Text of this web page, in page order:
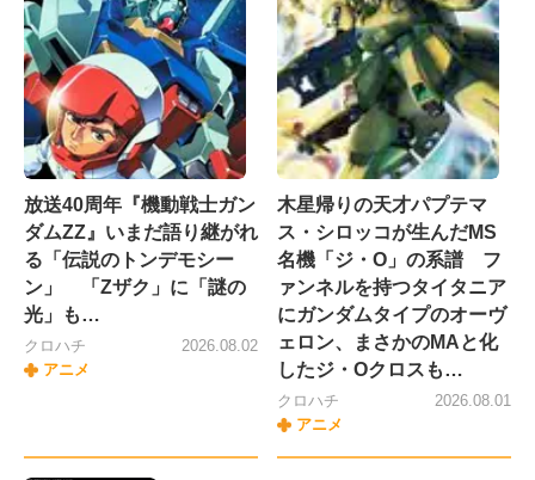
放送40周年『機動戦士ガン
ダムZZ』いまだ語り継がれ
る「伝説のトンデモシー
ン」 「Zザク」に「謎の
光」も…
クロハチ
アニメ
2026.08.02
木星帰りの天才パプテマ
ス・シロッコが生んだMS
名機「ジ・O」の系譜 フ
ァンネルを持つタイタニア
にガンダムタイプのオーヴ
ェロン、まさかのMAと化
したジ・Oクロスも…
クロハチ
アニメ
2026.08.01